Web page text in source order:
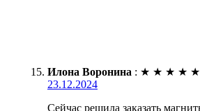
Илона Воронина : ★ ★ ★ ★ ★
23.12.2024
Сейчас решила заказать